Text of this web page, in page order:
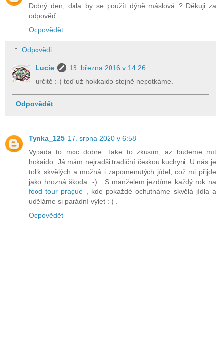
Dobrý den, dala by se použít dýně máslová ? Děkuji za
odpověď.
Odpovědět
Odpovědi
Lucie
13. března 2016 v 14:26
určitě :-) teď už hokkaido stejně nepotkáme.
Odpovědět
Tynka_125 17. srpna 2020 v 6:58
Vypadá to moc dobře. Také to zkusím, až budeme mít
hokaido. Já mám nejradši tradiční českou kuchyni. U nás je
tolik skvělých a možná i zapomenutých jídel, což mi přijde
jako hrozná škoda :-) . S manželem jezdíme každý rok na
food tour prague , kde pokaždé ochutnáme skvělá jídla a
uděláme si parádní výlet :-) .
Odpovědět